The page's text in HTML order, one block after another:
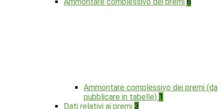
Ammontare complessivo dei premi (da
pubblicare in tabelle) 1
Dati relativi ai premi 3